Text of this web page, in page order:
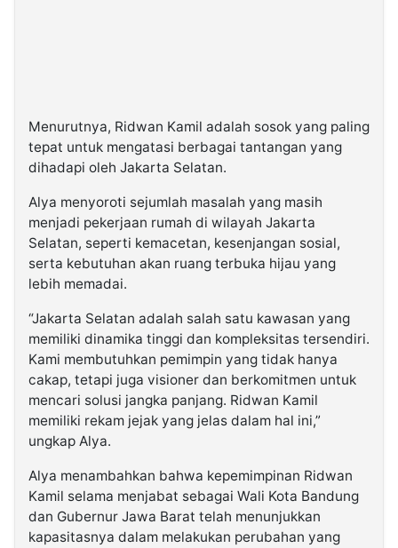
Menurutnya, Ridwan Kamil adalah sosok yang paling
tepat untuk mengatasi berbagai tantangan yang
dihadapi oleh Jakarta Selatan.
Alya menyoroti sejumlah masalah yang masih
menjadi pekerjaan rumah di wilayah Jakarta
Selatan, seperti kemacetan, kesenjangan sosial,
serta kebutuhan akan ruang terbuka hijau yang
lebih memadai.
“Jakarta Selatan adalah salah satu kawasan yang
memiliki dinamika tinggi dan kompleksitas tersendiri.
Kami membutuhkan pemimpin yang tidak hanya
cakap, tetapi juga visioner dan berkomitmen untuk
mencari solusi jangka panjang. Ridwan Kamil
memiliki rekam jejak yang jelas dalam hal ini,”
ungkap Alya.
Alya menambahkan bahwa kepemimpinan Ridwan
Kamil selama menjabat sebagai Wali Kota Bandung
dan Gubernur Jawa Barat telah menunjukkan
kapasitasnya dalam melakukan perubahan yang